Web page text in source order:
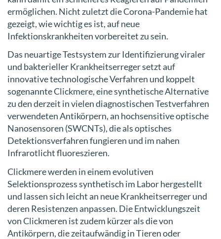
ermöglichen. Nicht zuletzt die Corona-Pandemie hat
gezeigt, wie wichtig es ist, auf neue
Infektionskrankheiten vorbereitet zu sein.
Das neuartige Testsystem zur Identifizierung viraler
und bakterieller Krankheitserreger setzt auf
innovative technologische Verfahren und koppelt
sogenannte Clickmere, eine synthetische Alternative
zu den derzeit in vielen diagnostischen Testverfahren
verwendeten Antikörpern, an hochsensitive optische
Nanosensoren (SWCNTs), die als optisches
Detektionsverfahren fungieren und im nahen
Infrarotlicht fluoreszieren.
Clickmere werden in einem evolutiven
Selektionsprozess synthetisch im Labor hergestellt
und lassen sich leicht an neue Krankheitserreger und
deren Resistenzen anpassen. Die Entwicklungszeit
von Clickmeren ist zudem kürzer als die von
Antikörpern, die zeitaufwändig in Tieren oder